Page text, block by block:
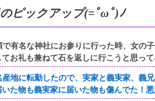
ピックアップ(=ﾟωﾟ)ﾉ
で有名な神社にお参りに行った時、女の
てお礼も兼ねて石を返しに行こうと思っ
産地に転勤したので、実家と義実家、義
いた物も義実家に届いた物も傷んでた！